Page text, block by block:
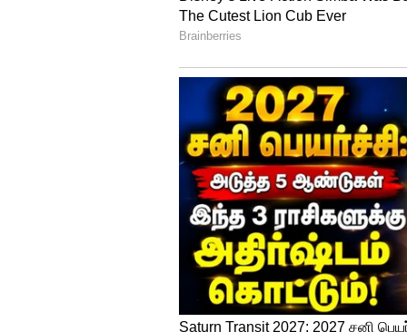
500 ரூபாய் நோட்டு